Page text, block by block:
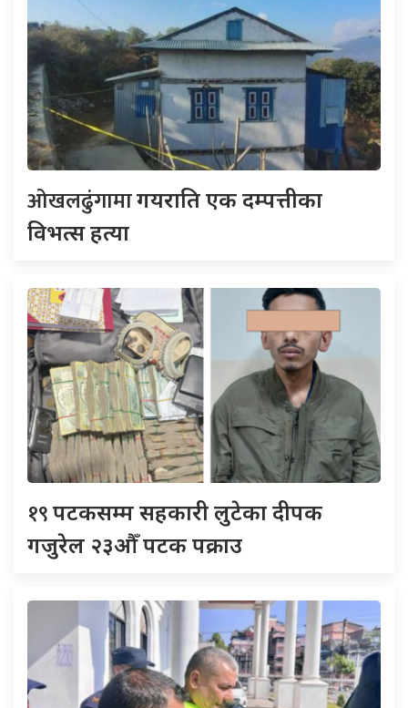
ओखलढुंगामागयराति एक दम्पत्तीका
विभत्स हत्या
१९पटकसम्म सहकारी लुटेका दीपक
गजुरेल २३औँ पटक पक्राउ